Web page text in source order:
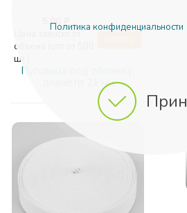
Политика конфиденциальности
5,00 ₽
Цена зависит от
объема (опт от 500
шт.)
Пуговица под обтяжку,
диаметр 21 мм